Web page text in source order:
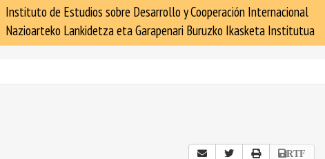
Instituto de Estudios sobre Desarrollo y Cooperación Internacional
Nazioarteko Lankidetza eta Garapenari Buruzko Ikasketa Institutua
RTF